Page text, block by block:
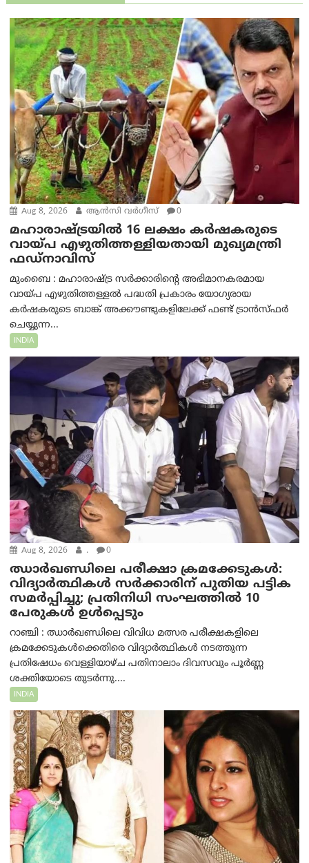
Aug 8, 2026 ആന്‍സി വര്‍ഗീസ് 0
മഹാരാഷ്ട്രയിൽ 16 ലക്ഷം കർഷകരുടെ
വായ്പ എഴുതിത്തള്ളിയതായി മുഖ്യമന്ത്രി
ഫഡ്‌നാവിസ്
മുംബൈ : മഹാരാഷ്ട്ര സർക്കാരിന്റെ അഭിമാനകരമായ
വായ്പ എഴുതിത്തള്ളൽ പദ്ധതി പ്രകാരം യോഗ്യരായ
കർഷകരുടെ ബാങ്ക് അക്കൗണ്ടുകളിലേക്ക് ഫണ്ട് ട്രാൻസ്ഫർ
ചെയ്യുന്ന...
INDIA
Aug 8, 2026 . 0
ഝാര്‍ഖണ്ഡിലെ പരീക്ഷാ ക്രമക്കേടുകള്‍:
വിദ്യാർത്ഥികൾ സർക്കാരിന് പുതിയ പട്ടിക
സമർപ്പിച്ചു; പ്രതിനിധി സംഘത്തിൽ 10
പേരുകൾ ഉൾപ്പെടും
റാഞ്ചി : ഝാർഖണ്ഡിലെ വിവിധ മത്സര പരീക്ഷകളിലെ
ക്രമക്കേടുകൾക്കെതിരെ വിദ്യാർത്ഥികൾ നടത്തുന്ന
പ്രതിഷേധം വെള്ളിയാഴ്ച പതിനാലാം ദിവസവും പൂർണ്ണ
ശക്തിയോടെ തുടർന്നു....
INDIA